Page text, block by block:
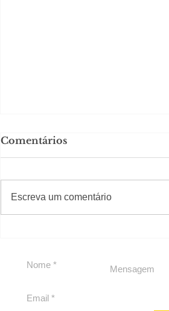
Comentários
Escreva um comentário
#Sugestões